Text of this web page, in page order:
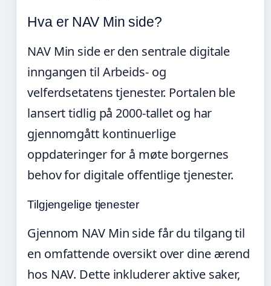
Hva er NAV Min side?
NAV Min side er den sentrale digitale
inngangen til Arbeids- og
velferdsetatens tjenester. Portalen ble
lansert tidlig på 2000-tallet og har
gjennomgått kontinuerlige
oppdateringer for å møte borgernes
behov for digitale offentlige tjenester.
Tilgjengelige tjenester
Gjennom NAV Min side får du tilgang til
en omfattende oversikt over dine ærend
hos NAV. Dette inkluderer aktive saker,